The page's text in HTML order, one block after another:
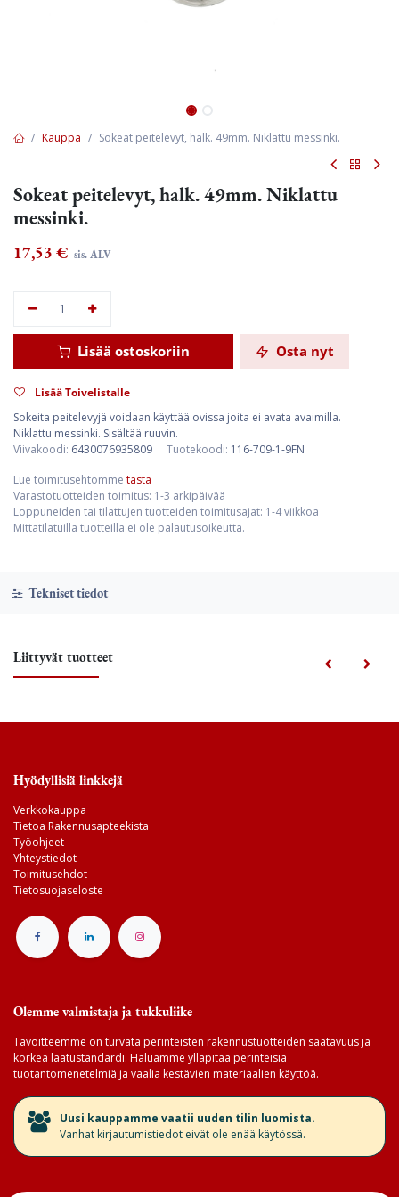
Kauppa Sokeat peitelevyt, halk. 49mm. Niklattu messinki.
Sokeat peitelevyt, halk. 49mm. Niklattu
messinki.
17,53 € sis. ALV
Lisää ostoskoriin Osta nyt
Lisää Toivelistalle
Sokeita peitelevyjä voidaan käyttää ovissa joita ei avata avaimilla.
Niklattu messinki. Sisältää ruuvin.
Viivakoodi: 6430076935809 Tuotekoodi: 116-709-1-9FN
Lue toimitusehtomme tästä
Varastotuotteiden toimitus: 1-3 arkipäivää
Loppuneiden tai tilattujen tuotteiden toimitusajat: 1-4 viikkoa
Mittatilatuilla tuotteilla ei ole palautusoikeutta.
Tekniset tiedot
Liittyvät tuotteet
Hyödyllisiä linkkejä
Verkkokauppa
Tietoa Rakennusapteekista
Työohjeet
Yhteystiedot
Toimitusehdot
Tietosuojaseloste
Olemme valmistaja ja tukkuliike
Tavoitteemme on turvata perinteisten rakennustuotteiden saatavuus ja
korkea laatustandardi. Haluamme ylläpitää perinteisiä
tuotantomenetelmiä ja vaalia kestävien materiaalien käyttöä.
​Uusi kauppamme vaatii uuden tilin luomista.
Vanhat kirjautumistiedot eivät ole enää käytössä.